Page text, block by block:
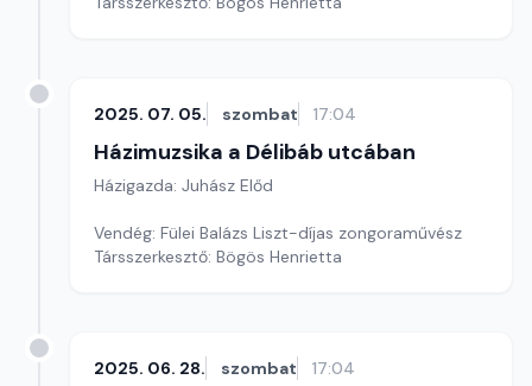
2025. 07. 05. szombat 17:04
Házimuzsika a Délibáb utcában
Házigazda: Juhász Előd
Vendég: Fülei Balázs Liszt-díjas zongoraművész
Társszerkesztő: Bögös Henrietta
2025. 06. 28. szombat 17:04